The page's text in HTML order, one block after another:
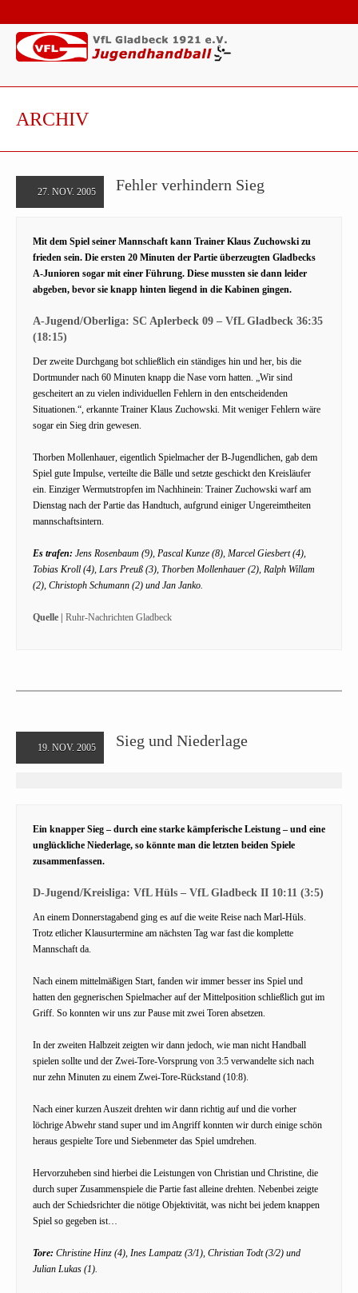
ARCHIV
27. NOV. 2005 Fehler verhindern Sieg
Mit dem Spiel seiner Mannschaft kann Trainer Klaus Zuchowski zu
frieden sein. Die ersten 20 Minuten der Partie überzeugten Gladbecks
A-Junioren sogar mit einer Führung. Diese mussten sie dann leider
abgeben, bevor sie knapp hinten liegend in die Kabinen gingen.
A-Jugend/Oberliga: SC Aplerbeck 09 – VfL Gladbeck 36:35
(18:15)
Der zweite Durchgang bot schließlich ein ständiges hin und her, bis die
Dortmunder nach 60 Minuten knapp die Nase vorn hatten. „Wir sind
gescheitert an zu vielen individuellen Fehlern in den entscheidenden
Situationen.“, erkannte Trainer Klaus Zuchowski. Mit weniger Fehlern wäre
sogar ein Sieg drin gewesen.
Thorben Mollenhauer, eigentlich Spielmacher der B-Jugendlichen, gab dem
Spiel gute Impulse, verteilte die Bälle und setzte geschickt den Kreisläufer
ein. Einziger Wermutstropfen im Nachhinein: Trainer Zuchowski warf am
Dienstag nach der Partie das Handtuch, aufgrund einiger Ungereimtheiten
mannschaftsintern.
Es trafen: Jens Rosenbaum (9), Pascal Kunze (8), Marcel Giesbert (4),
Tobias Kroll (4), Lars Preuß (3), Thorben Mollenhauer (2), Ralph Willam
(2), Christoph Schumann (2) und Jan Janko.
Quelle | Ruhr-Nachrichten Gladbeck
19. NOV. 2005 Sieg und Niederlage
Ein knapper Sieg – durch eine starke kämpferische Leistung – und eine
unglückliche Niederlage, so könnte man die letzten beiden Spiele
zusammenfassen.
D-Jugend/Kreisliga: VfL Hüls – VfL Gladbeck II 10:11 (3:5)
An einem Donnerstagabend ging es auf die weite Reise nach Marl-Hüls.
Trotz etlicher Klausurtermine am nächsten Tag war fast die komplette
Mannschaft da.
Nach einem mittelmäßigen Start, fanden wir immer besser ins Spiel und
hatten den gegnerischen Spielmacher auf der Mittelposition schließlich gut im
Griff. So konnten wir uns zur Pause mit zwei Toren absetzen.
In der zweiten Halbzeit zeigten wir dann jedoch, wie man nicht Handball
spielen sollte und der Zwei-Tore-Vorsprung von 3:5 verwandelte sich nach
nur zehn Minuten zu einem Zwei-Tore-Rückstand (10:8).
Nach einer kurzen Auszeit drehten wir dann richtig auf und die vorher
löchrige Abwehr stand super und im Angriff konnten wir durch einige schön
heraus gespielte Tore und Siebenmeter das Spiel umdrehen.
Hervorzuheben sind hierbei die Leistungen von Christian und Christine, die
durch super Zusammenspiele die Partie fast alleine drehten. Nebenbei zeigte
auch der Schiedsrichter die nötige Objektivität, was nicht bei jedem knappen
Spiel so gegeben ist…
Tore: Christine Hinz (4), Ines Lampatz (3/1), Christian Todt (3/2) und
Julian Lukas (1).